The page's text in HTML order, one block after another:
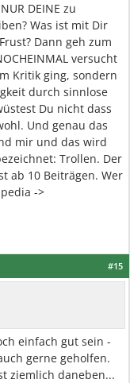
DEINE zu
Was ist mit Dir
Dann geh zum
versucht
Kritik ging, sondern
durch sinnlose
Du nicht dass
Und genau das
mir und das wird
Trollen. Der
ab 10 Beiträgen. Wer
->
#15
einfach gut sein -
gerne geholfen.
ziemlich daneben...